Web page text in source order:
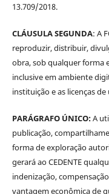
13.709/2018.
CLÁUSULA SEGUNDA: A
reproduzir, distribuir,
obra, sob qualquer forma
inclusive em ambiente
instituição e as licenças
PARÁGRAFO ÚNICO:A
publicação,
forma de exploração
gerará ao CEDENTE
indenização,
vantagem econômica de